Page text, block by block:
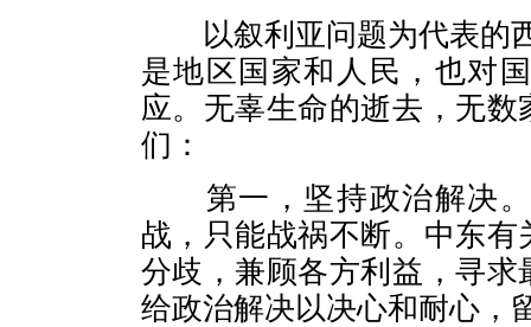
以叙利亚问题为代表的西
是地区国家和人民，也对
应。无辜生命的逝去，无
们：
第一，坚持政治解决。
战，只能战祸不断。中东
分歧，兼顾各方利益，寻
给政治解决以决心和耐心，